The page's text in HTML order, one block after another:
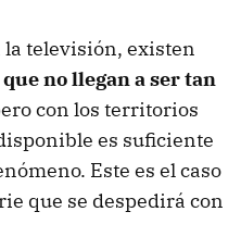
la televisión, existen
no llegan a ser tan
con los territorios
es suficiente
Este es el caso
que se despedirá con